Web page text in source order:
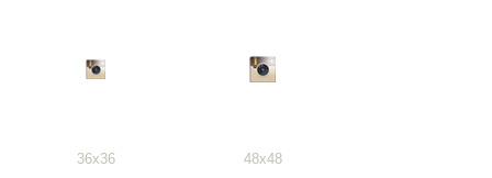
36x36 48x48